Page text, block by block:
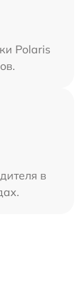
Polaris
в